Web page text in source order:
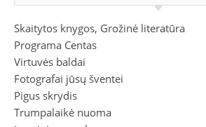
Skaitytos knygos, Grožinė literatūra
Programa Centas
Virtuvės baldai
Fotografai jūsų šventei
Pigus skrydis
Trumpalaikė nuoma